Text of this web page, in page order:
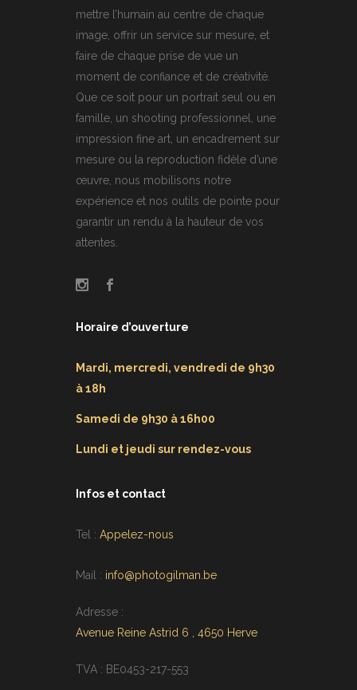
mettre l’humain au centre de chaque
image, offrir un service sur mesure, et
faire de chaque prise de vue un
moment de confiance et de créativité.
Que ce soit pour un portrait seul ou en
famille, un shooting professionnel, une
impression fine art, un encadrement sur
mesure ou la reproduction fidèle d’une
œuvre, nous mobilisons notre
expérience et nos outils de pointe pour
garantir un rendu à la hauteur de vos
attentes.
Horaire d’ouverture
Mardi, mercredi, vendredi de 9h30
à 18h
Samedi de 9h30 à 16h00
Lundi et jeudi sur rendez-vous
Infos et contact
Tel : Appelez-nous
Mail : info@photogilman.be
Adresse :
Avenue Reine Astrid 6 , 4650 Herve
TVA : BE0453-217-553